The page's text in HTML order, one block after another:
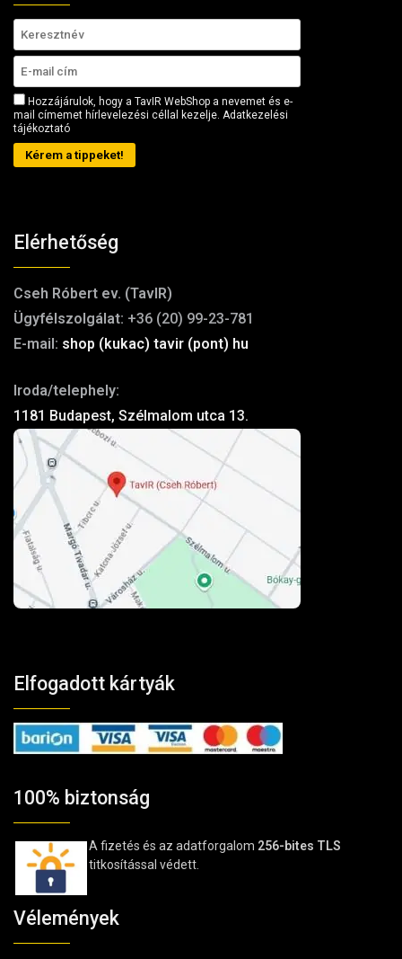
Hozzájárulok, hogy a TavIR WebShop a nevemet és e-
mail címemet hírlevelezési céllal kezelje. Adatkezelési
tájékoztató
Kérem a tippeket!
Elérhetőség
Cseh Róbert ev. (TavIR)
Ügyfélszolgálat: +36 (20) 99-23-781
E-mail: shop (kukac) tavir (pont) hu
Iroda/telephely:
1181 Budapest, Szélmalom utca 13.
Elfogadott kártyák
100% biztonság
A fizetés és az adatforgalom 256-bites TLS
titkosítással védett.
Vélemények